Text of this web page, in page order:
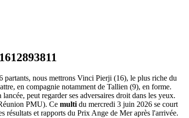
nous mettrons Vinci Pierji (16), le plus riche du
en compagnie notamment de Tallien (9), en forme.
peut regarder ses adversaires droit dans les yeux.
PMU). Ce multi du mercredi 3 juin 2026 se court
résultats et rapports du Prix Ange de Mer après l'arrivée.